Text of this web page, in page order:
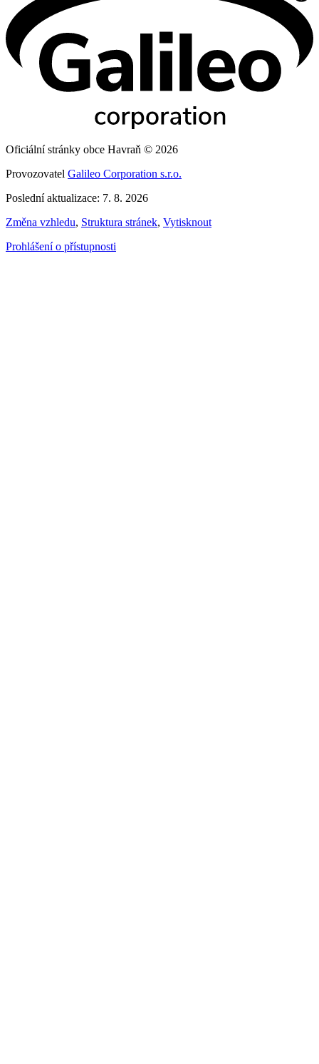
Oficiální stránky obce Havraň © 2026
Provozovatel Galileo Corporation s.r.o.
Poslední aktualizace: 7. 8. 2026
Změna vzhledu, Struktura stránek, Vytisknout
Prohlášení o přístupnosti